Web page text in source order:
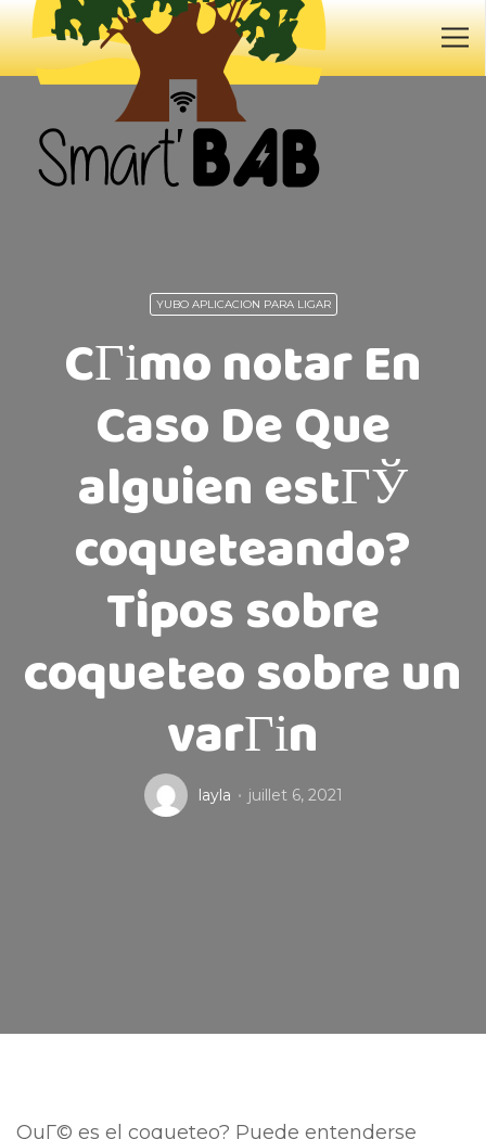
YUBO APLICACION PARA LIGAR
CГіmo notar En
Caso De Que
alguien estГЎ
coqueteando?
Tipos sobre
coqueteo sobre un
varГіn
layla juillet 6, 2021
QuГ© es el coqueteo? Puede entenderse